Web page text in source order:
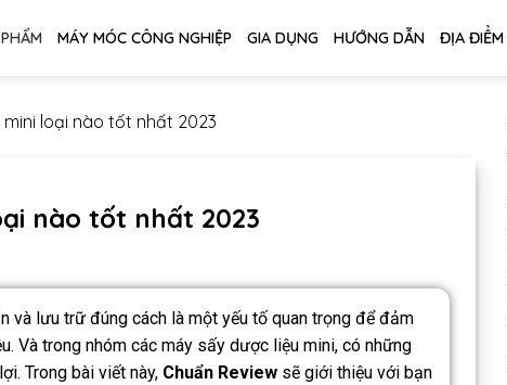
MÁY MÓC CÔNG NGHIỆP GIA DỤNG HƯỚNG DẪN ĐỊA ĐIỂM
loại nào tốt nhất 2023
nào tốt nhất 2023
và lưu trữ đúng cách là một yếu tố quan trọng để đảm
Và trong nhóm các máy sấy dược liệu mini, có những
Trong bài viết này, Chuẩn Review sẽ giới thiệu với bạn